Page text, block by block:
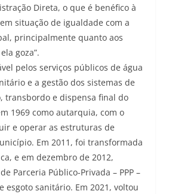
Direta, o que é benéfico à
situação de igualdade com a
principalmente quanto aos
goza”.
pelos serviços públicos de água
e a gestão dos sistemas de
transbordo e dispensa final do
1969 como autarquia, com o
e operar as estruturas de
Em 2011, foi transformada
e em dezembro de 2012,
Parceria Público-Privada – PPP –
esgoto sanitário. Em 2021, voltou